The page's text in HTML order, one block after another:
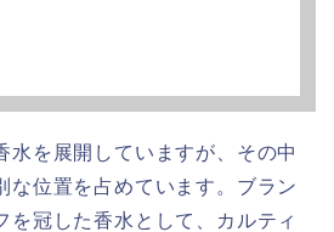
水を展開していますが、その中
な位置を占めています。ブラン
を冠した香水として、カルティ